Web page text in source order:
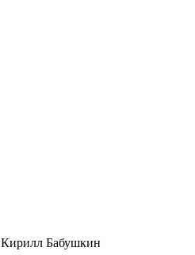
Кирилл Бабушкин